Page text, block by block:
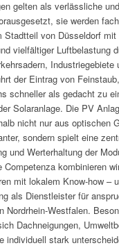
gelten als verlässliche
sie werden
Stadtteil von Düsseldorf mit
vielfältiger Luftbelastung
Industriegebiete
der Eintrag von
schneller als gedacht zu
Solaranlage. Die PV
nicht nur aus optischen
sondern spielt eine
und Werterhaltung der
Competenza kombinieren
mit lokalem Know-how –
als Dienstleister für
Nordrhein-Westfalen.
Dachneigungen,
individuell stark